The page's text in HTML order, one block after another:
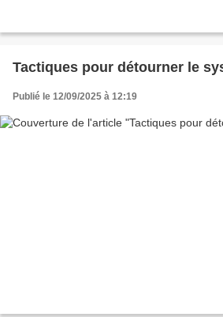
Tactiques pour détourner le
Publié le 12/09/2025 à 12:19